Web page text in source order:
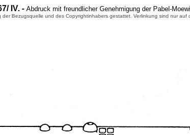
/ IV. - Abdruck mit freundlicher Genehmigung der Pabel-
Bezugsquelle und des Copyrightinhabers gestattet. Verlinkung sind nur auf